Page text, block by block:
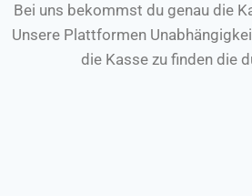
Bei uns bekommst du genau die
Unsere Plattformen
die Kasse zu finden die